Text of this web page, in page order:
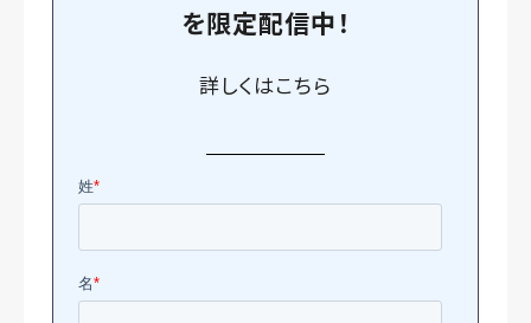
を限定配信中！
詳しくはこちら